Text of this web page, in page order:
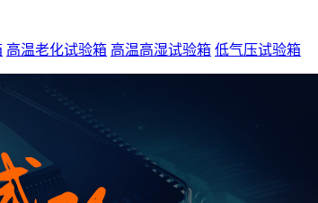
高温老化试验箱 高温高湿试验箱 低气压试验箱